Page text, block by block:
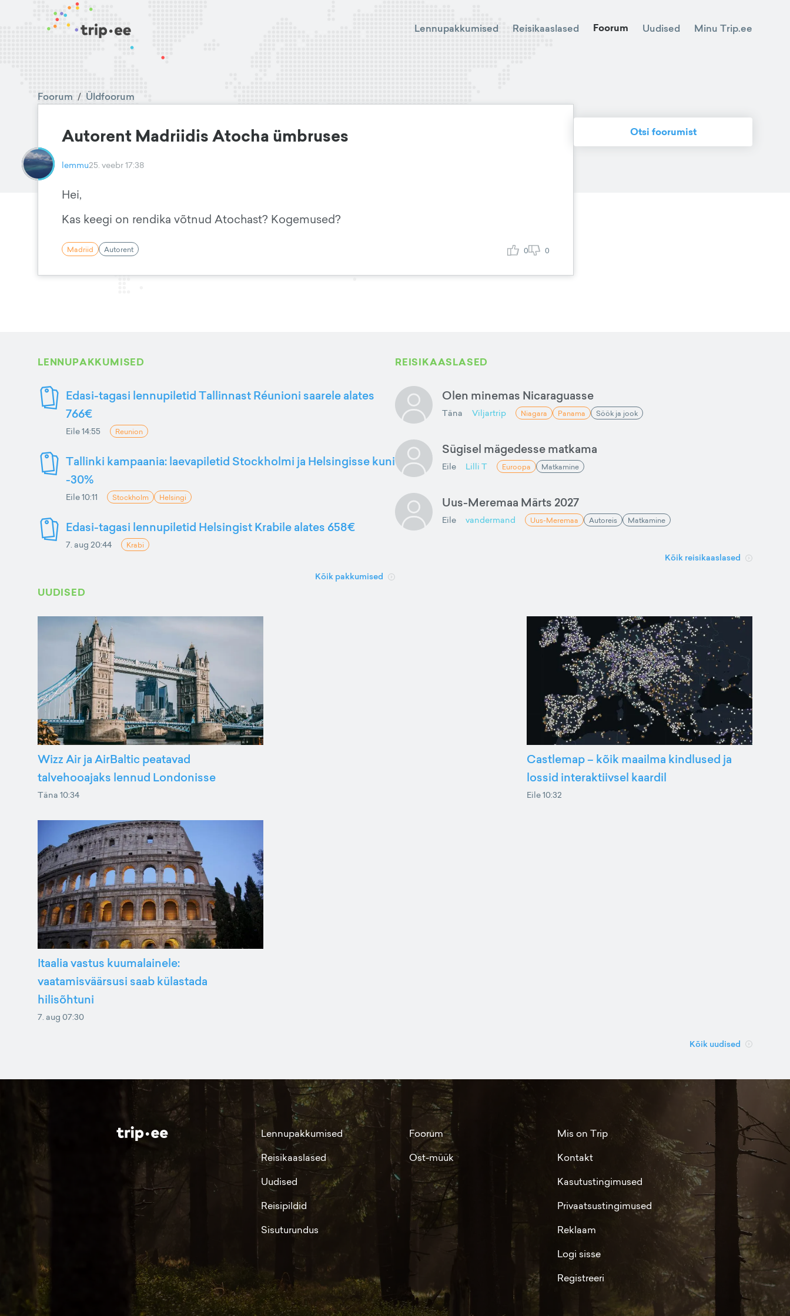
Lennupakkumised Reisikaaslased Foorum Uudised Minu Trip.ee
Foorum / Üldfoorum
Autorent Madriidis Atocha ümbruses
lemmu25. veebr 17:38
Hei,
Kas keegi on rendika võtnud Atochast? Kogemused?
Madriid Autorent 0 0
Otsi foorumist
LENNUPAKKUMISED
Edasi-tagasi lennupiletid Tallinnast Réunioni saarele alates
766€
Eile 14:55 Reunion
Tallinki kampaania: laevapiletid Stockholmi ja Helsingisse kuni
-30%
Eile 10:11 Stockholm Helsingi
Edasi-tagasi lennupiletid Helsingist Krabile alates 658€
7. aug 20:44 Krabi
Kõik pakkumised
REISIKAASLASED
Olen minemas Nicaraguasse
Täna Viljartrip Niagara Panama Söök ja jook
Sügisel mägedesse matkama
Eile Lilli T Euroopa Matkamine
Uus-Meremaa Märts 2027
Eile vandermand Uus-Meremaa Autoreis Matkamine
Kõik reisikaaslased
UUDISED
Wizz Air ja AirBaltic peatavad
talvehooajaks lennud Londonisse
Täna 10:34
Castlemap – kõik maailma kindlused ja
lossid interaktiivsel kaardil
Eile 10:32
Itaalia vastus kuumalainele:
vaatamisväärsusi saab külastada
hilisõhtuni
7. aug 07:30
Kõik uudised
Lennupakkumised
Reisikaaslased
Uudised
Reisipildid
Sisuturundus
Foorum
Ost-müük
Mis on Trip
Kontakt
Kasutustingimused
Privaatsustingimused
Reklaam
Logi sisse
Registreeri